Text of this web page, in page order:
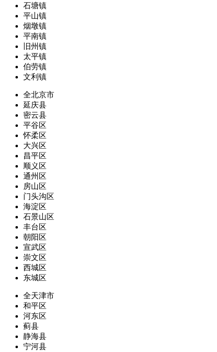
石塘镇
平山镇
烟墩镇
平南镇
旧州镇
太平镇
伯劳镇
文利镇
全北京市
延庆县
密云县
平谷区
怀柔区
大兴区
昌平区
顺义区
通州区
房山区
门头沟区
海淀区
石景山区
丰台区
朝阳区
宣武区
崇文区
西城区
东城区
全天津市
和平区
河东区
蓟县
静海县
宁河县